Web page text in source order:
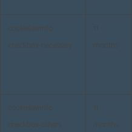
cookielawinfo-
checkbox-necessary
11
months
cookielawinfo-
checkbox-others
11
months